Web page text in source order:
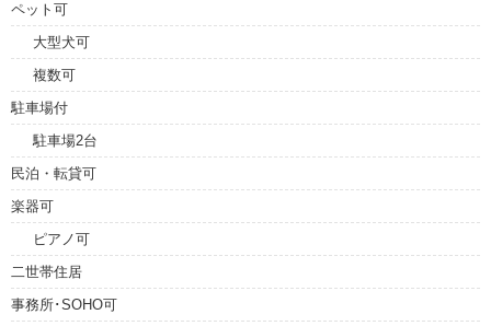
ペット可
大型犬可
複数可
駐車場付
駐車場2台
民泊・転貸可
楽器可
ピアノ可
二世帯住居
事務所･SOHO可